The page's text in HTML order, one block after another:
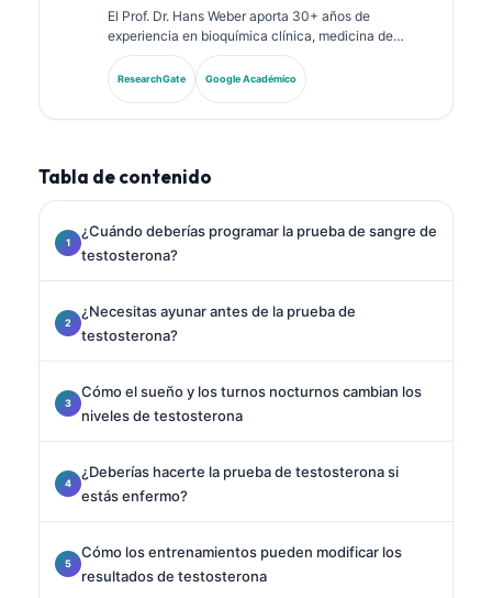
El Prof. Dr. Hans Weber aporta 30+ años de
experiencia en bioquímica clínica, medicina de
laboratorio e investigación de biomarcadores. Ex
presidente de la Sociedad Alemana de Química
Clínica, se especializa en análisis de paneles
ResearchGate Google Académico
Tabla de contenido
¿Cuándo deberías programar la prueba de sangre de
testosterona?
¿Necesitas ayunar antes de la prueba de
testosterona?
Cómo el sueño y los turnos nocturnos cambian los
niveles de testosterona
¿Deberías hacerte la prueba de testosterona si
estás enfermo?
Cómo los entrenamientos pueden modificar los
resultados de testosterona